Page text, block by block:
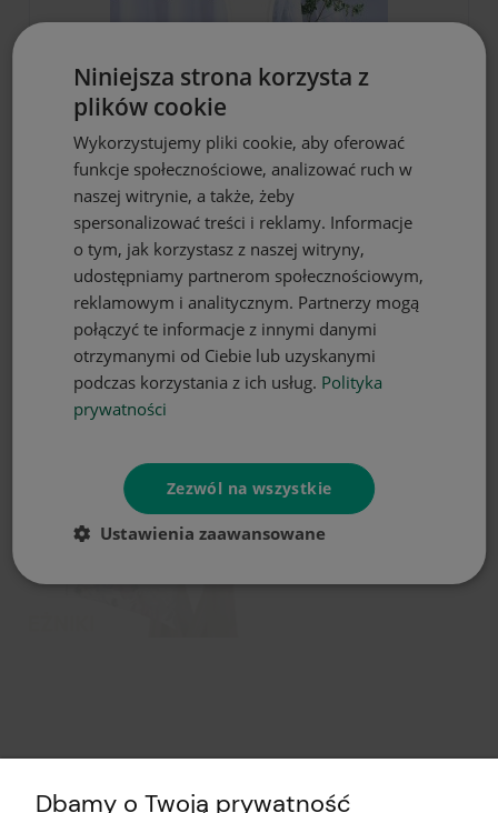
Firana gotowa biała woal 300x180
przelotki
51,97 zł
DO KOSZYKA
Dbamy o Twoją prywatność
Niniejsza strona korzysta z
plików cookie
Wykorzystujemy pliki cookie, aby oferować
funkcje społecznościowe, analizować ruch w
naszej witrynie, a także, żeby
spersonalizować treści i reklamy. Informacje
o tym, jak korzystasz z naszej witryny,
udostępniamy partnerom społecznościowym,
reklamowym i analitycznym. Partnerzy mogą
połączyć te informacje z innymi danymi
otrzymanymi od Ciebie lub uzyskanymi
podczas korzystania z ich usług. Polityka
prywatności
Zezwól na wszystkie
Ustawienia zaawansowane